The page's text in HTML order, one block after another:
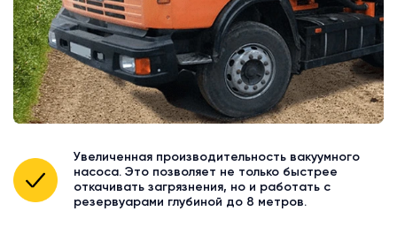
Увеличенная производительность вакуумного
насоса. Это позволяет не только быстрее
откачивать загрязнения, но и работать с
резервуарами глубиной до 8 метров.